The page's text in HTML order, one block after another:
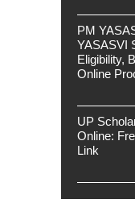
PM
YASASVI
Eligibility,
Online
UP
Online:
Link